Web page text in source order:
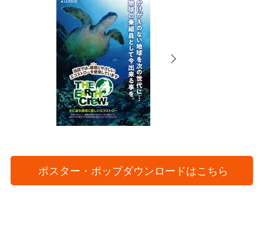
ポスター・ポップダウンロードはこちら